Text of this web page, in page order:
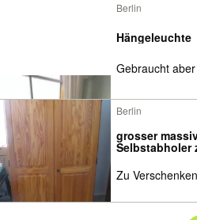
Berlin
Hängeleuchte
Gebraucht
Berlin
grosser
Selbstabholer
Zu